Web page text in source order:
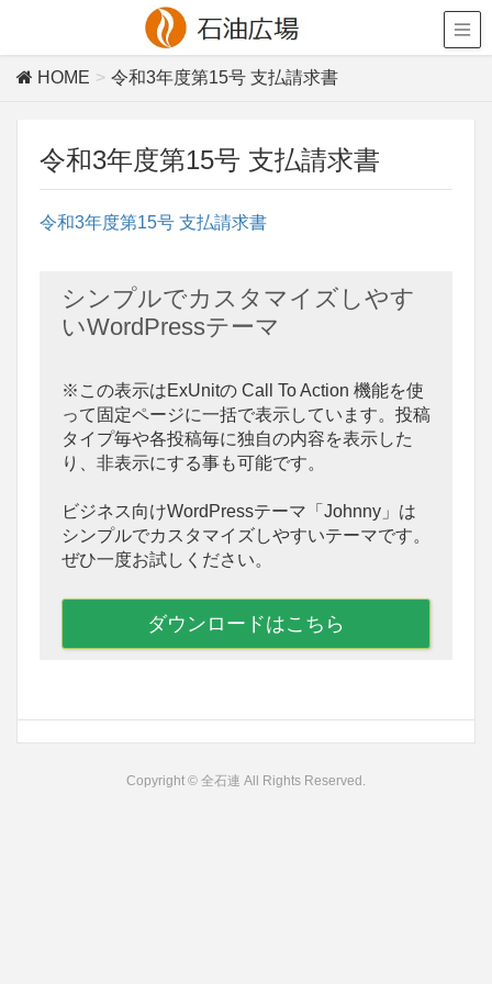
HOME 令和3年度第15号 支払請求書
令和3年度第15号 支払請求書
令和3年度第15号 支払請求書
シンプルでカスタマイズしやす
いWordPressテーマ
※この表示はExUnitの Call To Action 機能を使
って固定ページに一括で表示しています。投稿
タイプ毎や各投稿毎に独自の内容を表示した
り、非表示にする事も可能です。
ビジネス向けWordPressテーマ「Johnny」は
シンプルでカスタマイズしやすいテーマです。
ぜひ一度お試しください。
ダウンロードはこちら
Copyright © 全石連 All Rights Reserved.